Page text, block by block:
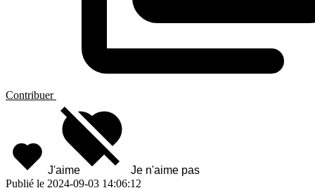
Contribuer
J'aime
Je n'aime pas
Publié le 2024-09-03 14:06:12